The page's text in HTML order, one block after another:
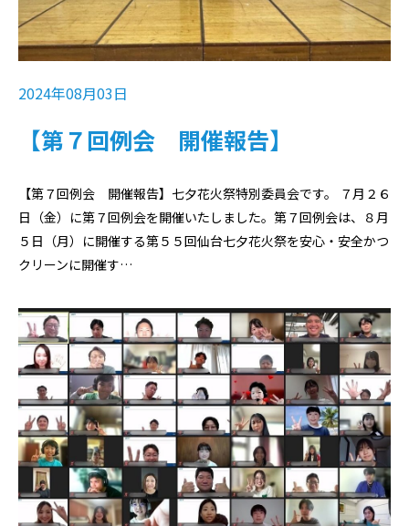
2024年08月03日
【第７回例会 開催報告】
【第７回例会 開催報告】七夕花火祭特別委員会です。 ７月２６
日（金）に第７回例会を開催いたしました。第７回例会は、８月
５日（月）に開催する第５５回仙台七夕花火祭を安心・安全かつ
クリーンに開催す…